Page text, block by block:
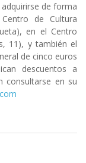
de forma
de Cultura
en el Centro
11), y también el
de cinco euros
descuentos a
consultarse en su